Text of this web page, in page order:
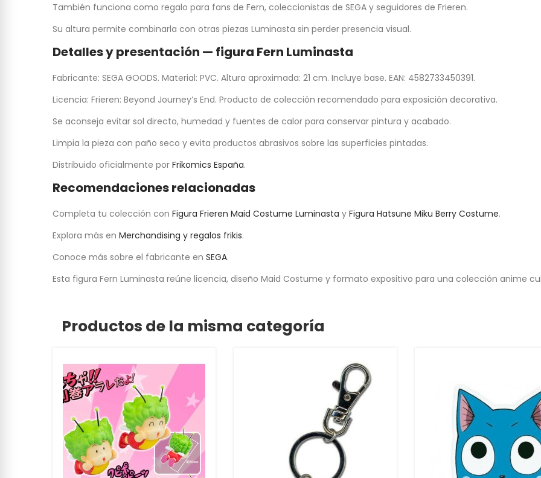
También funciona como regalo para fans de Fern, coleccionistas de SEGA y seguidores de Frieren.
Su altura permite combinarla con otras piezas Luminasta sin perder presencia visual.
Detalles y presentación — figura Fern Luminasta
Fabricante: SEGA GOODS. Material: PVC. Altura aproximada: 21 cm. Incluye base. EAN: 4582733450391.
Licencia: Frieren: Beyond Journey’s End. Producto de colección recomendado para exposición decorativa.
Se aconseja evitar sol directo, humedad y fuentes de calor para conservar pintura y acabado.
Limpia la pieza con paño seco y evita productos abrasivos sobre las superficies pintadas.
Distribuido oficialmente por Frikomics España.
Recomendaciones relacionadas
Completa tu colección con Figura Frieren Maid Costume Luminasta y Figura Hatsune Miku Berry Costume.
Explora más en Merchandising y regalos frikis.
Conoce más sobre el fabricante en SEGA.
Esta figura Fern Luminasta reúne licencia, diseño Maid Costume y formato expositivo para una colección anime
Productos de la misma categoría